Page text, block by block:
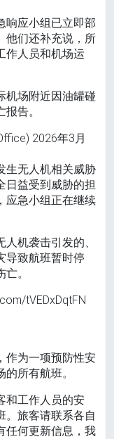
响应小组已立即部
他们还补充说，所
作人员和机场运
机场附近因油罐碰
告。
2026年3月
生无人机相关威胁
日益受到威胁的担
应急小组正在继续
机袭击引发的、
导致航班暂时停
。
tVEDxDqtFN
作为一项预防性安
所有航班。
和工作人员的安
。旅客请联系各自
任何更新信息，我